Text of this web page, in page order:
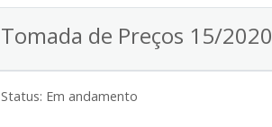
Tomada de Preços 15/2020
Status: Em andamento